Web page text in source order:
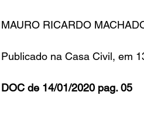
MAURO RICARDO
Publicado na Casa Civil, em
DOC de 14/01/2020 pag. 05